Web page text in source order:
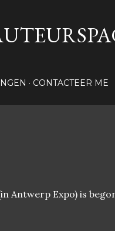
CONTACTEER ME
Antwerp Expo) is